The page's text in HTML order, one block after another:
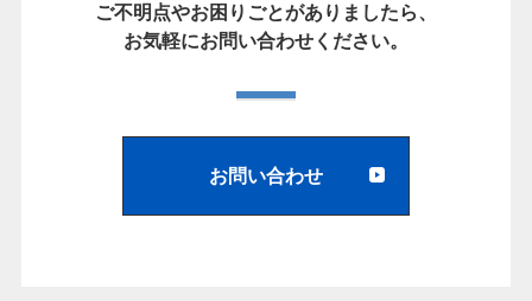
ご不明点やお困りごとがありましたら、
お気軽にお問い合わせください。
お問い合わせ